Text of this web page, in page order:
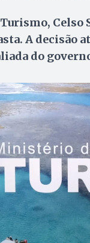
Celso
A decisão
do